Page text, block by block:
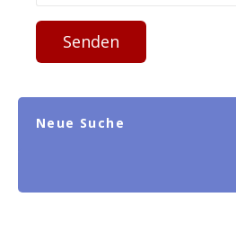
Senden
Neue Suche